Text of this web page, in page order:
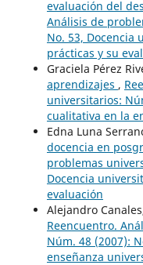
evaluación del
Análisis de
No. 53, Docencia
prácticas y su
Graciela Pérez
aprendizajes ,
universitarios:
cualitativa en la
Edna Luna
docencia en
problemas
Docencia
evaluación
Alejandro
Reencuentro.
Núm. 48 (2007):
enseñanza